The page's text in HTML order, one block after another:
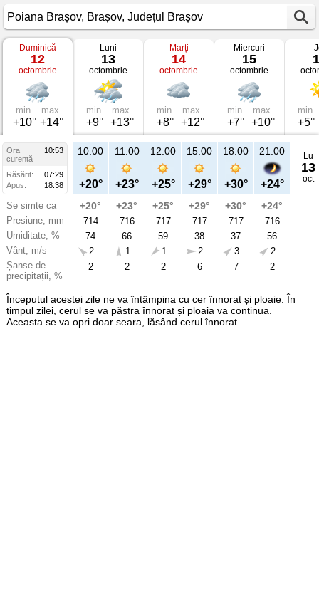
Vremea
Poiana
Brașov
octombrie
2025
Brașov,
Brașov
Duminică
12
octombrie
min.
+10°
max.
+14°
Luni
13
octombrie
min.
+9°
max.
+13°
Marți
14
octombrie
min.
+8°
max.
+12°
Miercuri
15
octombrie
min.
+7°
max.
+10°
min.
+5°
Ora
10:53
curentă
Răsărit:
07:29
Apus:
18:38
Se simte ca
Presiune, mm
Umiditate, %
Vânt, m/s
Șanse de
precipitații, %
10:00
+20°
+20°
714
74
2
2
11:00
+23°
+23°
716
66
1
2
12:00
+25°
+25°
717
59
1
2
15:00
+29°
+29°
717
38
2
6
18:00
+30°
+30°
717
37
3
7
21:00
+24°
+24°
716
56
2
2
Lu
13
oct
Începutul acestei zile ne va întâmpina cu cer înnorat și ploaie. În
timpul zilei, cerul se va păstra înnorat și ploaia va continua.
Aceasta se va opri doar seara, lăsând cerul înnorat.